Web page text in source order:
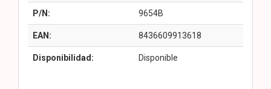
P/N: 9654B
EAN: 8436609913618
Disponibilidad: Disponible